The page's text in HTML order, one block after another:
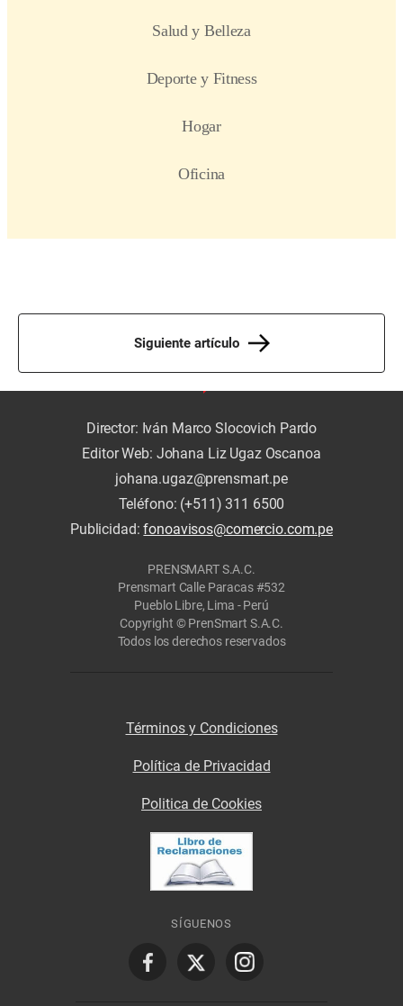
Siguiente artículo
Director: Iván Marco Slocovich Pardo
Editor Web: Johana Liz Ugaz Oscanoa
johana.ugaz@prensmart.pe
Teléfono: (+511) 311 6500
Publicidad:fonoavisos@comercio.com.pe
PRENSMART S.A.C.
Prensmart Calle Paracas #532
Pueblo Libre, Lima - Perú
Copyright © PrenSmart S.A.C.
Todos los derechos reservados
Términos y Condiciones
Política de Privacidad
Politica de Cookies
SÍGUENOS